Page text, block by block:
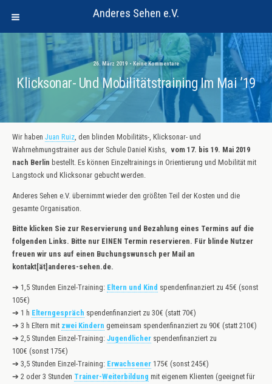
Anderes Sehen e.V.
26. März 2019 • Keine Kommentare
Klicksonar- Und Mobilitätstraining Im Mai ’19
Wir haben Juan Ruiz , den blinden Mobilitäts-, Klicksonar- und
Wahrnehmungstrainer aus der Schule Daniel Kishs, vom 17. bis 19. Mai 2019
nach Berlin bestellt. Es können Einzeltrainings in Orientierung und Mobilität mit
Langstock und Klicksonar gebucht werden.
Anderes Sehen e.V. übernimmt wieder den größten Teil der Kosten und die
gesamte Organisation.
Bitte klicken Sie zur Reservierung und Bezahlung eines Termins auf die
folgenden Links. Bitte nur EINEN Termin reservieren. Für blinde Nutzer
freuen wir uns auf einen Buchungswunsch per Mail an
kontakt[ät]anderes-sehen.de.
➔ 1,5 Stunden Einzel-Training: Eltern und Kind spendenfinanziert zu 45€ (sonst
105€)
➔ 1 h Elterngespräch spendenfinanziert zu 30€ (statt 70€)
➔ 3 h Eltern mit zwei Kindern gemeinsam spendenfinanziert zu 90€ (statt 210€)
➔ 2,5 Stunden Einzel-Training: Jugendlicher spendenfinanziert zu
100€ (sonst 175€)
➔ 3,5 Stunden Einzel-Training: Erwachsener 175€ (sonst 245€)
➔ 2 oder 3 Stunden Trainer-Weiterbildung mit eigenem Klienten (geeignet für